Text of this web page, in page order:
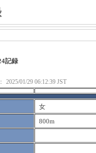
記録
2025/01/29 06:12:39 JST
女
800m